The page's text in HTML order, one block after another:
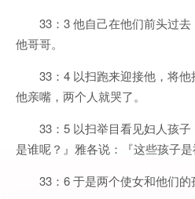
33：3 他自己在他们前头过
他哥哥。
33：4 以扫跑来迎接他，将
他亲嘴，两个人就哭了。
33：5 以扫举目看见妇人孩
是谁呢？』雅各说：『这些孩子是
33：6 于是两个使女和他们的